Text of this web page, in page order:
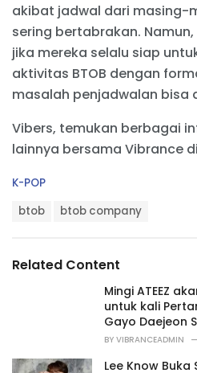
akibat jadwal dari masing-
sering bertabrakan.
jika mereka selalu siap
aktivitas BTOB dengan
masalah penjadwalan bisa
Vibers, temukan berbagai
lainnya bersama Vibrance di
C
r
K-POP
:
btob btob company
Related Content
Mingi ATEEZ
untuk kali
Gayo Daejeon
BY VIBRANCEADMIN
Lee Know